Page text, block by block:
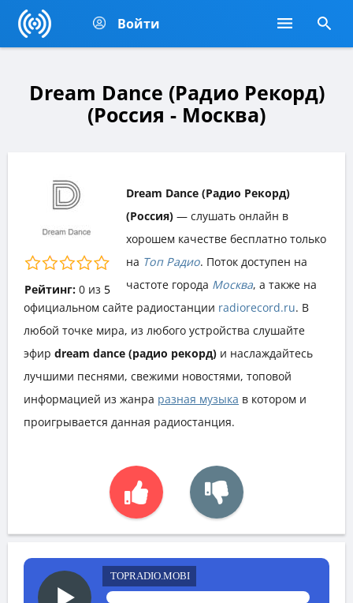
Войти
Dream Dance (Радио Рекорд)
(Россия - Москва)
Рейтинг: 0из 5
Dream Dance (Радио Рекорд)
(Россия) — слушать онлайн в
хорошем качестве бесплатно только
на Топ Радио. Поток доступен на
частоте города Москва, а также на
официальном сайте радиостанции radiorecord.ru. В
любой точке мира, из любого устройства слушайте
эфир dream dance (радио рекорд) и наслаждайтесь
лучшими песнями, свежими новостями, топовой
информацией из жанра разная музыка в котором и
проигрывается данная радиостанция.
TOPRADIO.MOBI